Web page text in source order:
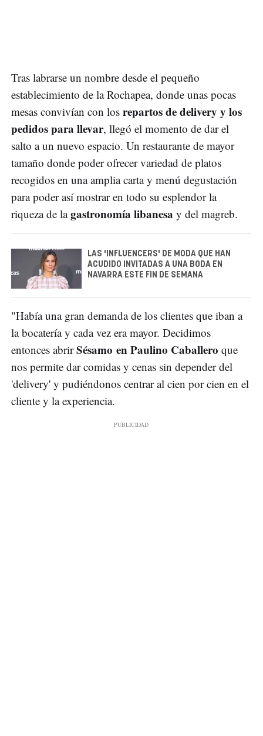
Tras labrarse un nombre desde el pequeño
establecimiento de la Rochapea, donde unas pocas
mesas convivían con los repartos de delivery y los
pedidos para llevar, llegó el momento de dar el
salto a un nuevo espacio. Un restaurante de mayor
tamaño donde poder ofrecer variedad de platos
recogidos en una amplia carta y menú degustación
para poder así mostrar en todo su esplendor la
riqueza de lagastronomía libanesa y del magreb.
LAS 'INFLUENCERS' DE MODA QUE HAN
ACUDIDO INVITADAS A UNA BODA EN
NAVARRA ESTE FIN DE SEMANA
"Había una gran demanda de los clientes que iban a
la bocatería y cada vez era mayor. Decidimos
entonces abrirSésamo en Paulino Caballero que
nos permite dar comidas y cenas sin depender del
'delivery' y pudiéndonos centrar al cien por cien en el
cliente y la experiencia.